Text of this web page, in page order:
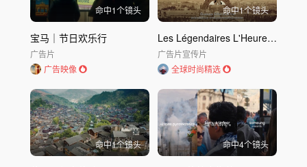
命中1个镜头
宝马｜节日欢乐行
广告片
广告映像
命中1个镜头
Les Légendaires L'Heure Bleue GUERLAIN｜
广告片宣传片
全球时尚精选
命中1个镜头 命中4个镜头